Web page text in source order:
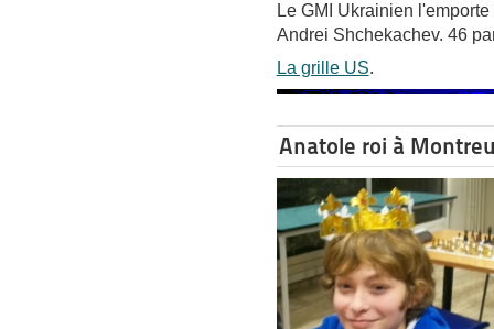
Le GMI Ukrainien
Andrei Shchekachev. 46
La grille US.
Anatole roi à